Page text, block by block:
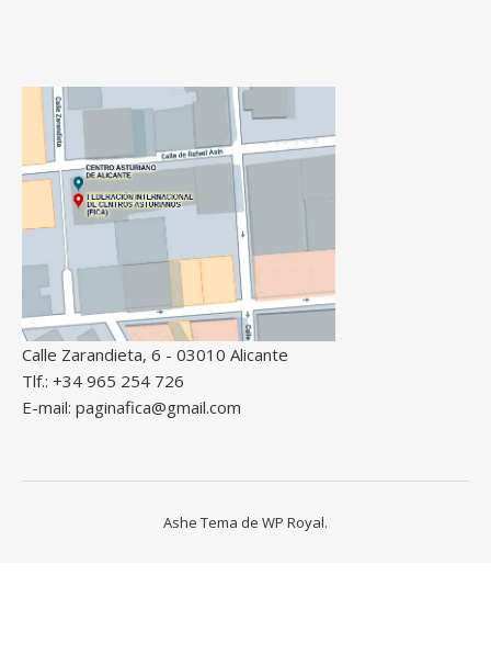
Calle Zarandieta, 6 - 03010 Alicante
Tlf.: +34 965 254 726
E-mail: paginafica@gmail.com
Ashe Tema de WP Royal.